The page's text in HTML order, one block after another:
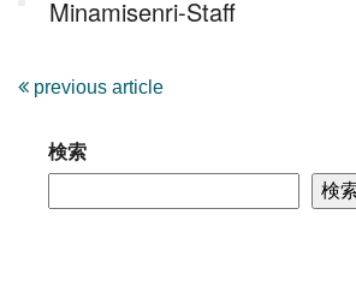
Minamisenri-Staff
previous article
検索
検